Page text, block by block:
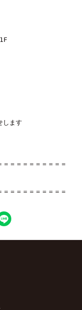
します
＝＝＝＝＝＝＝＝＝
＝＝＝＝＝＝＝＝＝